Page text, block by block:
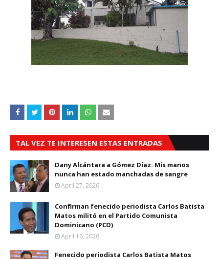
TAL VEZ TE INTERESEN ESTAS ENTRADAS
Dany Alcántara a Gómez Díaz: Mis manos
nunca han estado manchadas de sangre
April 27, 2026
Confirman fenecido periodista Carlos Batista
Matos militó en el Partido Comunista
Dominicano (PCD)
April 16, 2026
Fenecido periodista Carlos Batista Matos